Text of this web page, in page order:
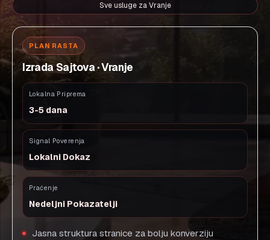
Sve usluge za Vranje
PLAN RASTA
Izrada Sajtova · Vranje
Lokalna Priprema
3-5 dana
Signal Poverenja
Lokalni Dokaz
Praćenje
Nedeljni Pokazatelji
Jasna struktura stranice za bolju konverziju